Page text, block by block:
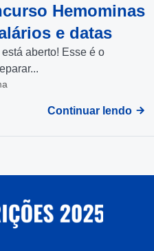
Hemominas
e datas
aberto! Esse é o
Continuar lendo